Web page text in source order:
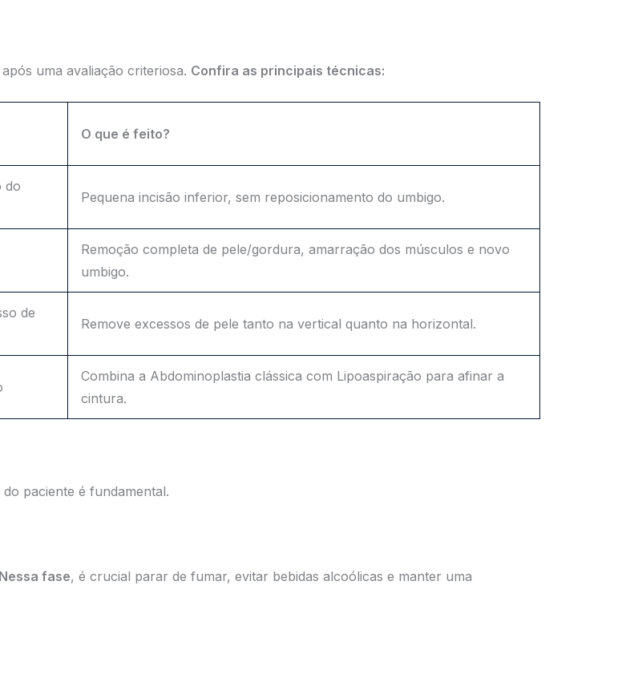
uma avaliação criteriosa. Confira as principais técnicas:
O que é feito?
do
Pequena incisão inferior, sem reposicionamento do umbigo.
Remoção completa de pele/gordura, amarração dos músculos e novo
umbigo.
de
Remove excessos de pele tanto na vertical quanto na horizontal.
Combina a Abdominoplastia clássica com Lipoaspiração para afinar a
cintura.
paciente é fundamental.
Nessa fase, é crucial parar de fumar, evitar bebidas alcoólicas e manter uma